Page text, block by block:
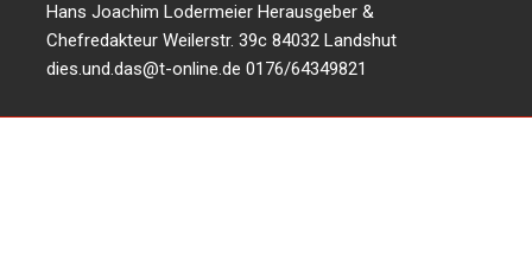
Hans Joachim Lodermeier Herausgeber &
Chefredakteur Weilerstr. 39c 84032 Landshut
dies.und.das@t-online.de 0176/64349821